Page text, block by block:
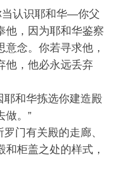
当认识耶和华—你父
他，因为耶和华鉴察
念。你若寻求他，
他，他必永远丢弃
耶和华拣选你建造殿
做。”
门有关殿的走廊、
柜盖之处的样式，